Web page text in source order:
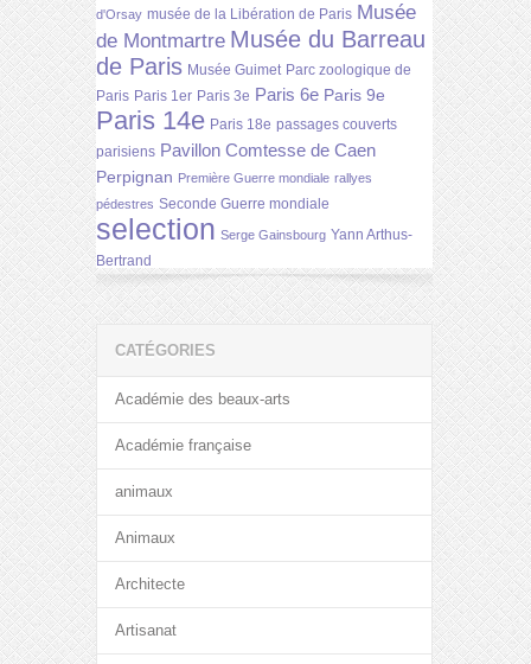
d'Orsay musée de la Libération de Paris Musée
de Montmartre Musée du Barreau
de Paris Musée Guimet Parc zoologique de
Paris Paris 1er Paris 3e Paris 6e Paris 9e
Paris 14e Paris 18e passages couverts
parisiens Pavillon Comtesse de Caen
Perpignan Première Guerre mondiale rallyes
pédestres Seconde Guerre mondiale
selection Serge Gainsbourg Yann Arthus-
Bertrand
CATÉGORIES
Académie des beaux-arts
Académie française
animaux
Animaux
Architecte
Artisanat